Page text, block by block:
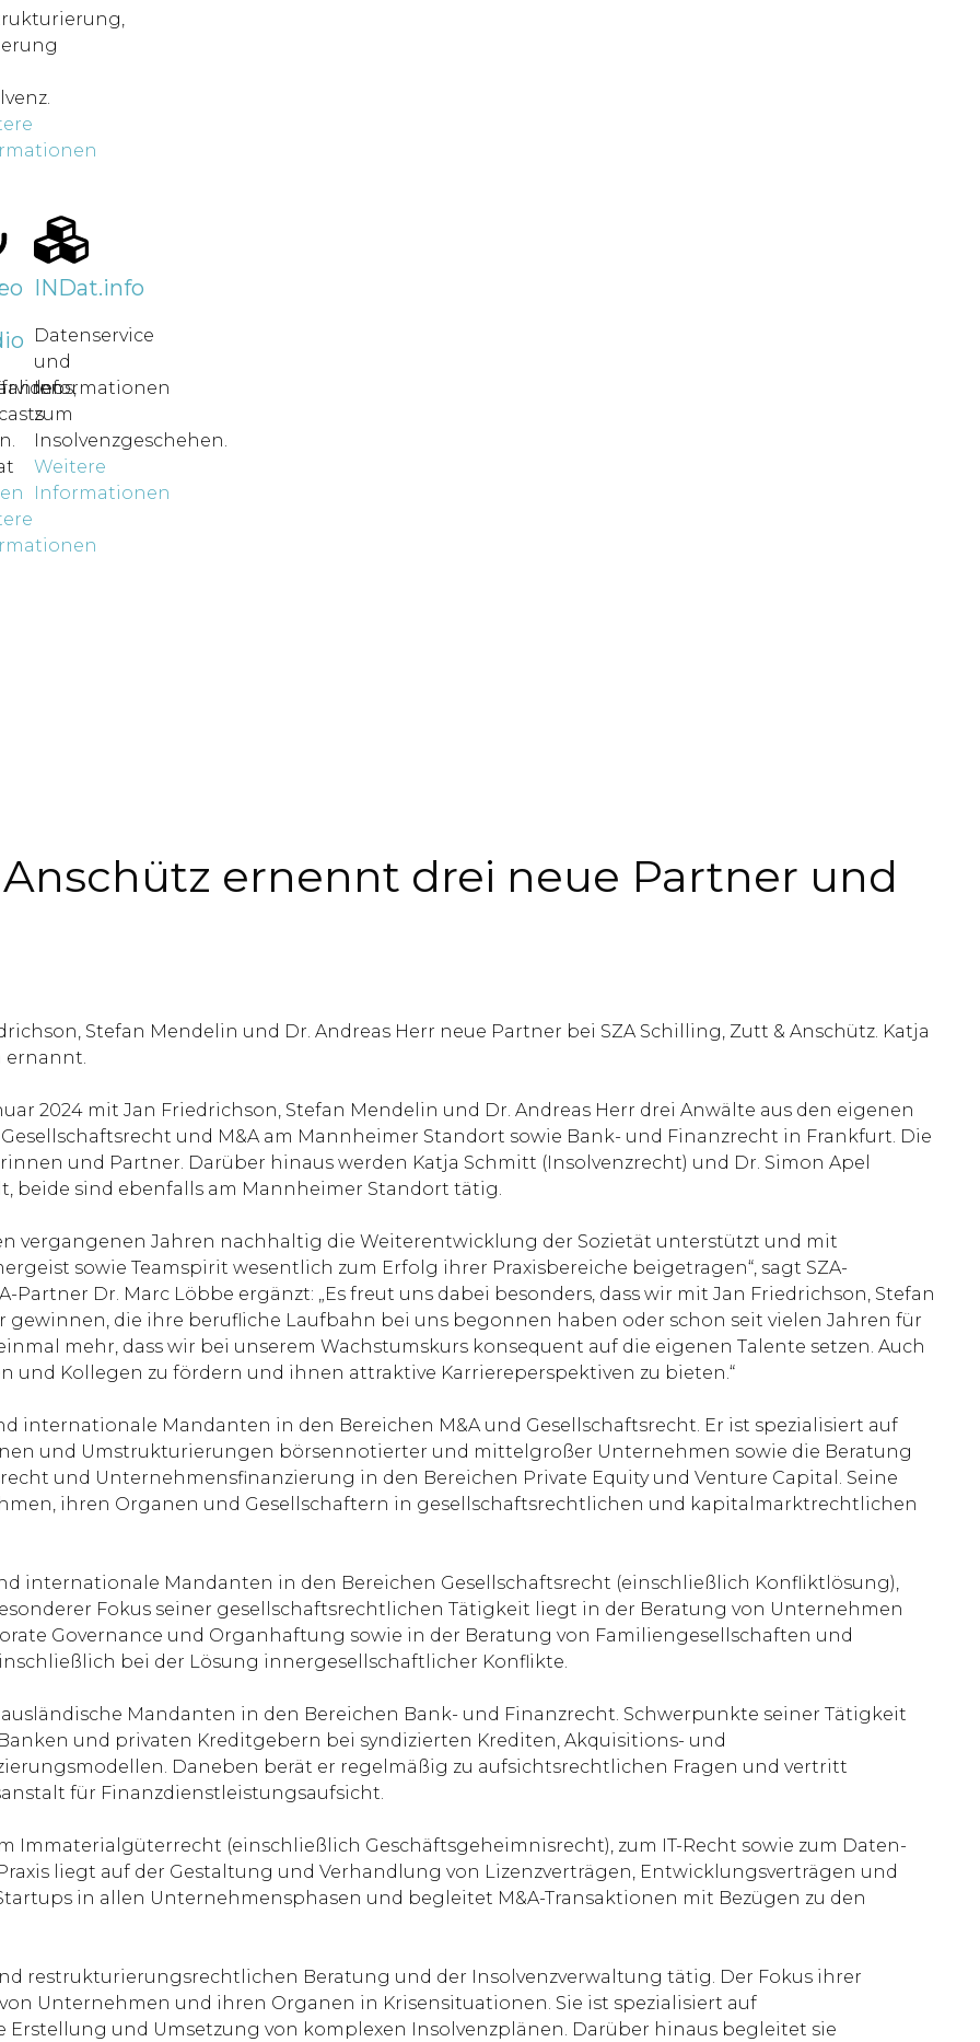
INDat.info
Datenservice
und
Informationen
zum
Insolvenzgeschehen.
Weitere
Informationen
ernennt drei neue Partner und
Stefan Mendelin und Dr. Andreas Herr neue Partner bei SZA Schilling, Zutt & Anschütz. Katja
ernannt.
2024 mit Jan Friedrichson, Stefan Mendelin und Dr. Andreas Herr drei Anwälte aus den eigenen
und M&A am Mannheimer Standort sowie Bank- und Finanzrecht in Frankfurt. Die
und Partner. Darüber hinaus werden Katja Schmitt (Insolvenzrecht) und Dr. Simon Apel
beide sind ebenfalls am Mannheimer Standort tätig.
vergangenen Jahren nachhaltig die Weiterentwicklung der Sozietät unterstützt und mit
sowie Teamspirit wesentlich zum Erfolg ihrer Praxisbereiche beigetragen“, sagt SZA-
Partner Dr. Marc Löbbe ergänzt: „Es freut uns dabei besonders, dass wir mit Jan Friedrichson, Stefan
gewinnen, die ihre berufliche Laufbahn bei uns begonnen haben oder schon seit vielen Jahren für
mehr, dass wir bei unserem Wachstumskurs konsequent auf die eigenen Talente setzen. Auch
und Kollegen zu fördern und ihnen attraktive Karriereperspektiven zu bieten.“
internationale Mandanten in den Bereichen M&A und Gesellschaftsrecht. Er ist spezialisiert auf
und Umstrukturierungen börsennotierter und mittelgroßer Unternehmen sowie die Beratung
und Unternehmensfinanzierung in den Bereichen Private Equity und Venture Capital. Seine
ihren Organen und Gesellschaftern in gesellschaftsrechtlichen und kapitalmarktrechtlichen
internationale Mandanten in den Bereichen Gesellschaftsrecht (einschließlich Konfliktlösung),
Fokus seiner gesellschaftsrechtlichen Tätigkeit liegt in der Beratung von Unternehmen
Governance und Organhaftung sowie in der Beratung von Familiengesellschaften und
bei der Lösung innergesellschaftlicher Konflikte.
Mandanten in den Bereichen Bank- und Finanzrecht. Schwerpunkte seiner Tätigkeit
und privaten Kreditgebern bei syndizierten Krediten, Akquisitions- und
Daneben berät er regelmäßig zu aufsichtsrechtlichen Fragen und vertritt
für Finanzdienstleistungsaufsicht.
Immaterialgüterrecht (einschließlich Geschäftsgeheimnisrecht), zum IT-Recht sowie zum Daten-
liegt auf der Gestaltung und Verhandlung von Lizenzverträgen, Entwicklungsverträgen und
in allen Unternehmensphasen und begleitet M&A-Transaktionen mit Bezügen zu den
restrukturierungsrechtlichen Beratung und der Insolvenzverwaltung tätig. Der Fokus ihrer
Unternehmen und ihren Organen in Krisensituationen. Sie ist spezialisiert auf
Erstellung und Umsetzung von komplexen Insolvenzplänen. Darüber hinaus begleitet sie